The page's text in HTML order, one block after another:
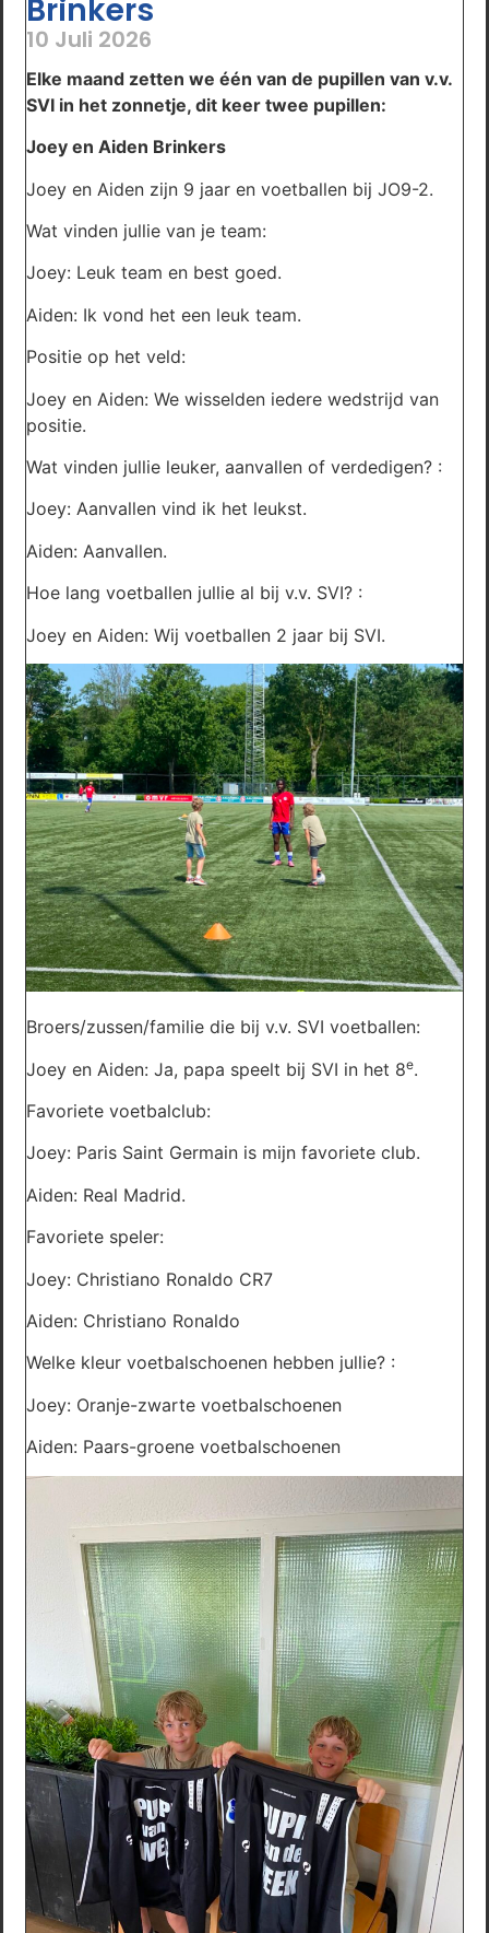
Brinkers
10 Juli 2026
Elke maand zetten we één van de pupillen van v.v.
SVI in het zonnetje, dit keer twee pupillen:
Joey en Aiden Brinkers
Joey en Aiden zijn 9 jaar en voetballen bij JO9-2.
Wat vinden jullie van je team:
Joey: Leuk team en best goed.
Aiden: Ik vond het een leuk team.
Positie op het veld:
Joey en Aiden: We wisselden iedere wedstrijd van
positie.
Wat vinden jullie leuker, aanvallen of verdedigen? :
Joey: Aanvallen vind ik het leukst.
Aiden: Aanvallen.
Hoe lang voetballen jullie al bij v.v. SVI? :
Joey en Aiden: Wij voetballen 2 jaar bij SVI.
Broers/zussen/familie die bij v.v. SVI voetballen:
Joey en Aiden: Ja, papa speelt bij SVI in het 8e.
Favoriete voetbalclub:
Joey: Paris Saint Germain is mijn favoriete club.
Aiden: Real Madrid.
Favoriete speler:
Joey: Christiano Ronaldo CR7
Aiden: Christiano Ronaldo
Welke kleur voetbalschoenen hebben jullie? :
Joey: Oranje-zwarte voetbalschoenen
Aiden: Paars-groene voetbalschoenen